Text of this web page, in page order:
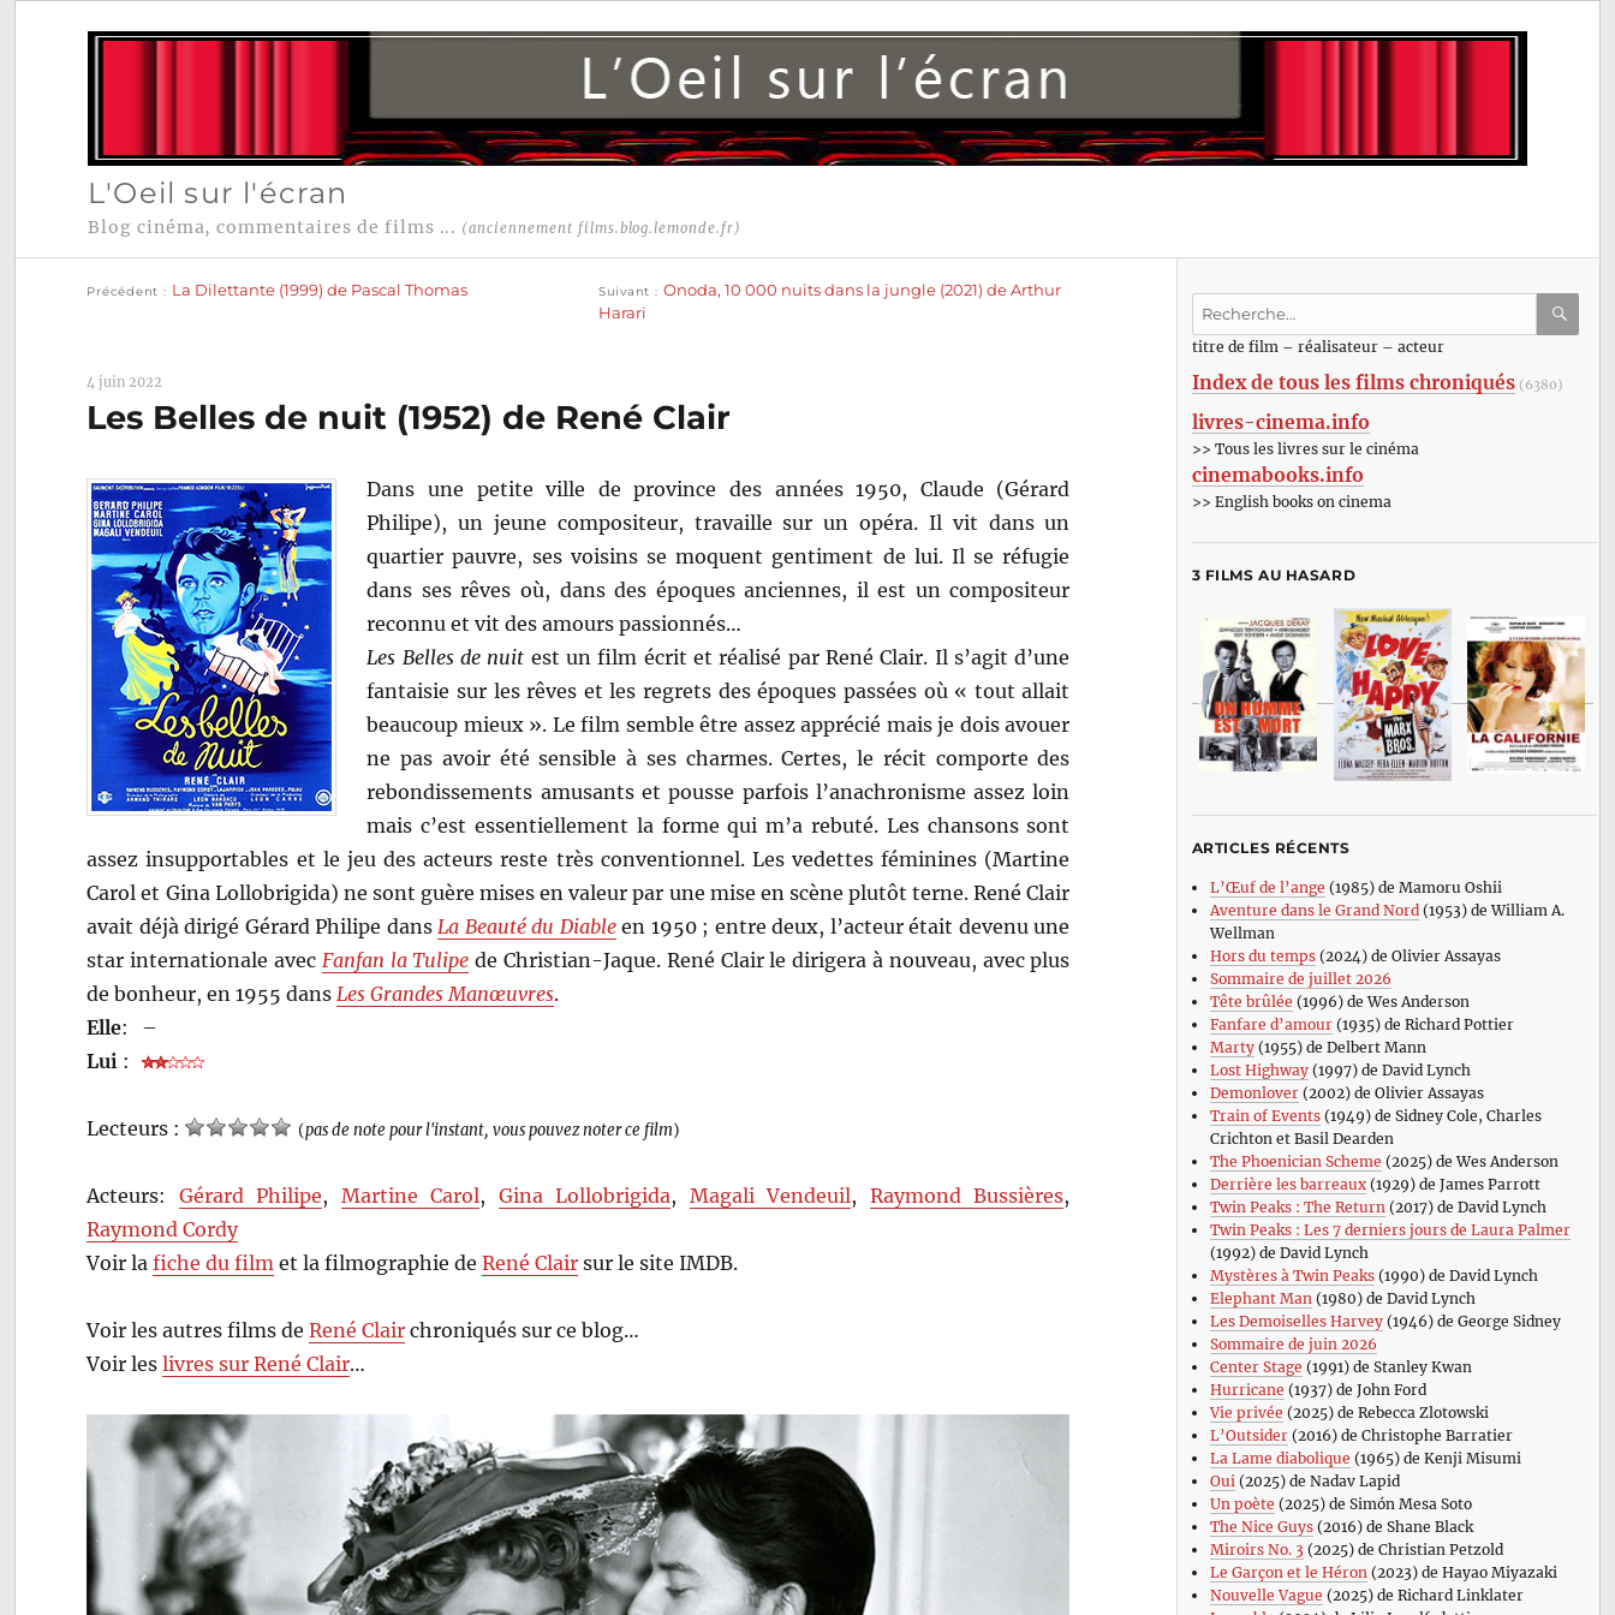
L'Oeil sur l'écran
Blog cinéma, commentaires de films ... (anciennement films.blog.lemonde.fr)
Navigation
Précédent La Dilettante (1999) de Pascal Thomas Suivant
Onoda, 10 000 nuits dans la jungle (2021) de Arthur
Harari
4 juin 2022
Les Belles de nuit (1952) de René Clair
Dans une petite ville de province des années 1950, Claude (Gérard
Philipe), un jeune compositeur, travaille sur un opéra. Il vit dans un
quartier pauvre, ses voisins se moquent gentiment de lui. Il se réfugie
dans ses rêves où, dans des époques anciennes, il est un compositeur
reconnu et vit des amours passionnés…
Les Belles de nuit est un film écrit et réalisé par René Clair. Il s’agit d’une
fantaisie sur les rêves et les regrets des époques passées où « tout allait
beaucoup mieux ». Le film semble être assez apprécié mais je dois avouer
ne pas avoir été sensible à ses charmes. Certes, le récit comporte des
rebondissements amusants et pousse parfois l’anachronisme assez loin
mais c’est essentiellement la forme qui m’a rebuté. Les chansons sont
assez insupportables et le jeu des acteurs reste très conventionnel. Les vedettes féminines (Martine
Carol et Gina Lollobrigida) ne sont guère mises en valeur par une mise en scène plutôt terne. René Clair
avait déjà dirigé Gérard Philipe dans La Beauté du Diableen 1950 ; entre deux, l’acteur était devenu une
star internationale avec Fanfan la Tulipe de Christian-Jaque. René Clair le dirigera à nouveau, avec plus
de bonheur, en 1955 dans Les Grandes Manœuvres.
Elle:
–
Lui :
Lecteurs : (pas de note pour l'instant, vous pouvez noter ce film)
Acteurs: Gérard Philipe, Martine Carol, Gina Lollobrigida, Magali Vendeuil, Raymond Bussières,
Raymond Cordy
Voir lafiche du film et la filmographie deRené Clair sur le site IMDB.
Voir les autres films deRené Clair chroniqués sur ce blog…
Voir leslivres sur René Clair…
Recherche
:titre de film – réalisateur – acteur
Index de tous les films chroniqués (6380)
livres-cinema.info
>> Tous les livres sur le cinéma
cinemabooks.info
>> English books on cinema
3 FILMS AU HASARD
ARTICLES RÉCENTS
L’Œuf de l’ange (1985) de Mamoru Oshii
Aventure dans le Grand Nord(1953) de William A.
Wellman
Hors du temps(2024) de Olivier Assayas
Sommaire de juillet 2026
Tête brûlée (1996) de Wes Anderson
Fanfare d’amour(1935) de Richard Pottier
Marty(1955) de Delbert Mann
Lost Highway(1997) de David Lynch
Demonlover(2002) de Olivier Assayas
Train of Events(1949) de Sidney Cole, Charles
Crichton et Basil Dearden
The Phoenician Scheme (2025) de Wes Anderson
Derrière les barreaux(1929) de James Parrott
Twin Peaks : The Return(2017) de David Lynch
Twin Peaks : Les 7 derniers jours de Laura Palmer
(1992) de David Lynch
Mystères à Twin Peaks(1990) de David Lynch
Elephant Man(1980) de David Lynch
Les Demoiselles Harvey(1946) de George Sidney
Sommaire de juin 2026
Center Stage (1991) de Stanley Kwan
Hurricane (1937) de John Ford
Vie privée (2025) de Rebecca Zlotowski
L’Outsider(2016) de Christophe Barratier
La Lame diabolique (1965) de Kenji Misumi
Oui(2025) de Nadav Lapid
Un poète (2025) de Simón Mesa Soto
The Nice Guys(2016) de Shane Black
Miroirs No. 3 (2025) de Christian Petzold
Le Garçon et le Héron(2023) de Hayao Miyazaki
Nouvelle Vague (2025) de Richard Linklater